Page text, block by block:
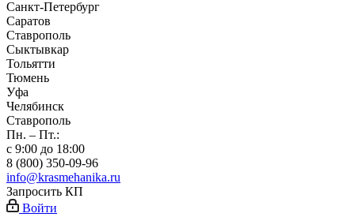
Санкт-Петербург
Саратов
Ставрополь
Сыктывкар
Тольятти
Тюмень
Уфа
Челябинск
Ставрополь
Пн. – Пт.:
с 9:00 до 18:00
8 (800) 350-09-96
info@krasmehanika.ru
Запросить КП
Войти